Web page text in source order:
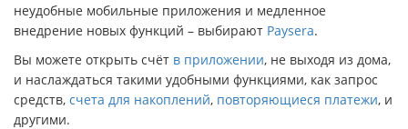
неудобные мобильные приложения и медленное
внедрение новых функций – выбирают Paysera.
Вы можете открыть счёт в приложении, не выходя из дома,
и наслаждаться такими удобными функциями, как запрос
средств, счета для накоплений, повторяющиеся платежи, и
другими.